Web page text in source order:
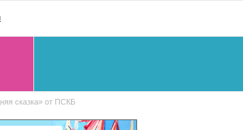
сказка» от ПСКБ